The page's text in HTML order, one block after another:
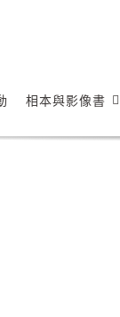
相本與影像書